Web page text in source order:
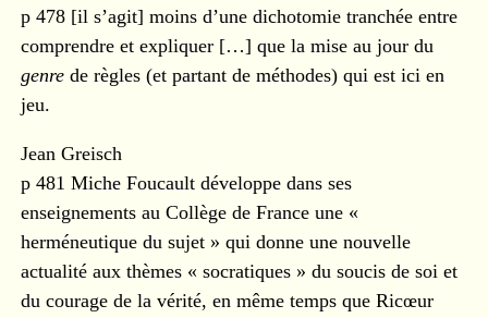
p 478 [il s’agit] moins d’une dichotomie tranchée entre
comprendre et expliquer […] que la mise au jour du
genre de règles (et partant de méthodes) qui est ici en
jeu.
Jean Greisch
p 481 Miche Foucault développe dans ses
enseignements au Collège de France une «
herméneutique du sujet » qui donne une nouvelle
actualité aux thèmes « socratiques » du soucis de soi et
du courage de la vérité, en même temps que Ricœur